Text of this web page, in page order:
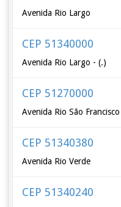
Avenida Rio Largo
CEP 51340000
Avenida Rio Largo - (.)
CEP 51270000
Avenida Rio São Francisco
CEP 51340380
Avenida Rio Verde
CEP 51340240